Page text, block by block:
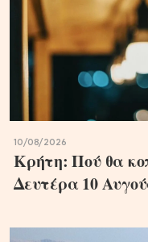
10/08/2026
Κρήτη: Πού θα
Δευτέρα 10